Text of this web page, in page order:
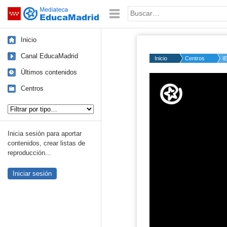
Saltar navegación Palabra o frase:
Inicio
Canal EducaMadrid
Últimos contenidos
Centros
Inicia sesión para aportar
contenidos, crear listas de
reproducción...
Iniciar sesión
Inicio Centros
50%